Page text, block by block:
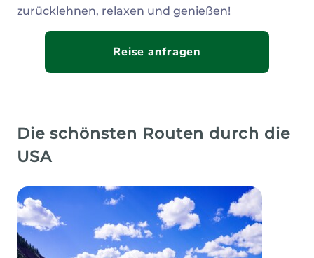
zurücklehnen, relaxen und genießen!
Reise anfragen
Die schönsten Routen durch die
USA